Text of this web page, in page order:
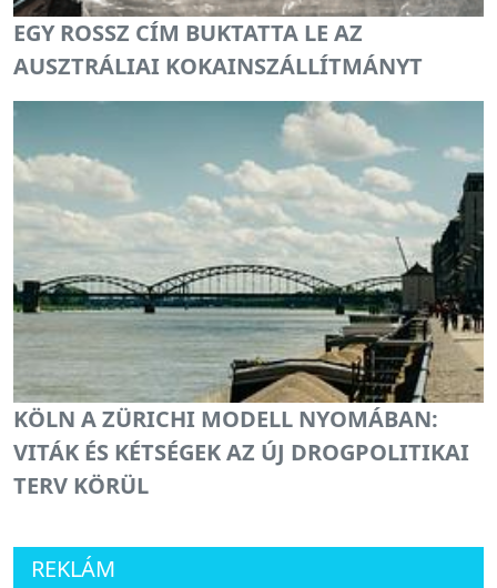
EGY ROSSZ CÍM BUKTATTA LE AZ
AUSZTRÁLIAI KOKAINSZÁLLÍTMÁNYT
KÖLN A ZÜRICHI MODELL NYOMÁBAN:
VITÁK ÉS KÉTSÉGEK AZ ÚJ DROGPOLITIKAI
TERV KÖRÜL
REKLÁM